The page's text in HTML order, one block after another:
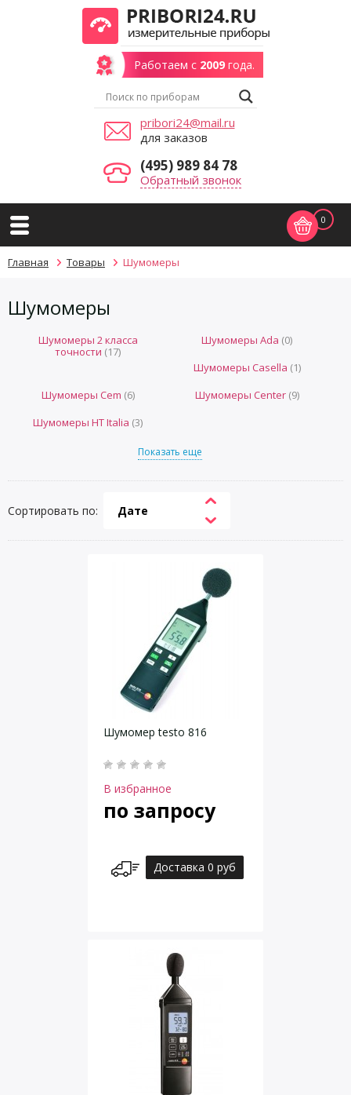
Работаем с 2009года.
pribori24@mail.ru
для заказов
(495) 989 84 78
Обратный звонок
0
Главная Товары Шумомеры
Шумомеры
Шумомеры 2 класса
точности (17)
Шумомеры Ada (0)
Шумомеры Casella (1)
Шумомеры Cem (6) Шумомеры Center (9)
Шумомеры HT Italia (3)
Показать еще
Сортировать по: Дате
Шумомер testo 816
В избранное
по запросу
Доставка 0 руб